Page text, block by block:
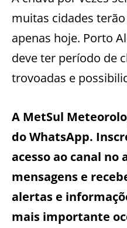
muitas cidades
apenas hoje. Porto
deve ter período de
trovoadas e
A MetSul
do WhatsApp.
acesso ao canal no
mensagens e
alertas e
mais importante